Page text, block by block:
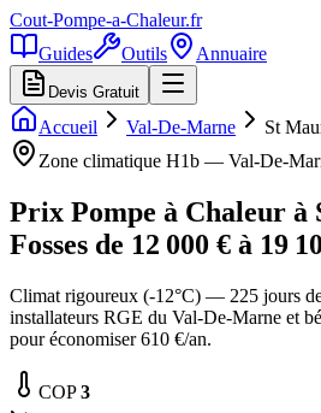
Cout-Pompe-a-Chaleur.fr
Guides
Outils Annuaire
Devis Gratuit
Accueil Val-De-Marne
St
Zone climatique H1b — Val-De-
Prix Pompe à Chaleur à
Fosses de 12 000 € à 19
Climat rigoureux (-12°C) — 225 jours
installateurs RGE du Val-De-Marne et
pour économiser 610 €/an.
COP3